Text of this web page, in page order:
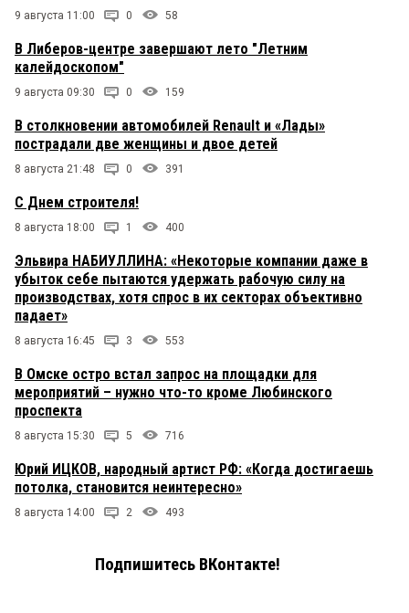
9 августа 11:00 0 58
В Либеров-центре завершают лето "Летним
калейдоскопом"
9 августа 09:30 0 159
В столкновении автомобилей Renault и «Лады»
пострадали две женщины и двое детей
8 августа 21:48 0 391
С Днем строителя!
8 августа 18:00 1 400
Эльвира НАБИУЛЛИНА: «Некоторые компании даже в
убыток себе пытаются удержать рабочую силу на
производствах, хотя спрос в их секторах объективно
падает»
8 августа 16:45 3 553
В Омске остро встал запрос на площадки для
мероприятий – нужно что-то кроме Любинского
проспекта
8 августа 15:30 5 716
Юрий ИЦКОВ, народный артист РФ: «Когда достигаешь
потолка, становится неинтересно»
8 августа 14:00 2 493
Подпишитесь ВКонтакте!